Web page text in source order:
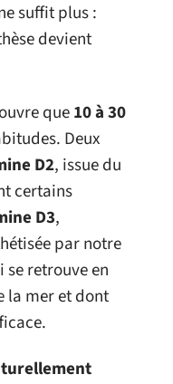
suffit plus :
devient
que10 à 30
Deux
D2, issue du
certains
D3,
par notre
se retrouve en
la mer et dont